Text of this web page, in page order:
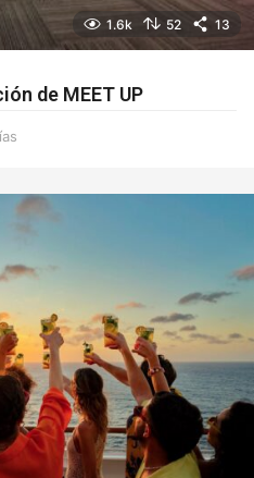
1.6k 52 13
de MEET UP
a
s